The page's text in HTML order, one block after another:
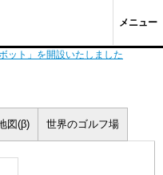
メニュー
ット」を開設いたしました
図(β) 世界のゴルフ場